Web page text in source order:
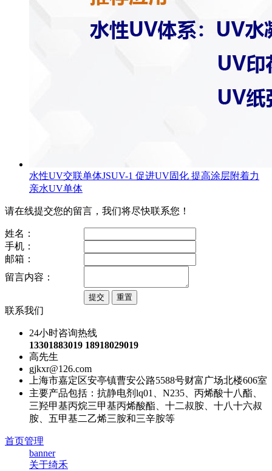
水性UV交联单体JSUV-1 促进UV固化 提高涂层附着力
亲水UV单体
请在线提交您的留言，我们将尽快联系您！
姓名：
手机：
邮箱：
留言内容：
联系我们
24小时咨询热线
13301883019 18918029019
高先生
gjkxr@126.com
上海市嘉定区安亭镇曹安公路5588号财富广场北楼606室
主要产品包括：抗静电剂lq01、N235、丙烯酸十八酯、
三羟甲基丙烷三甲基丙烯酸酯、十二叔胺、十八十六叔
胺、五甲基二乙烯三胺和三辛胺等
首页管理
banner
关于绮禾